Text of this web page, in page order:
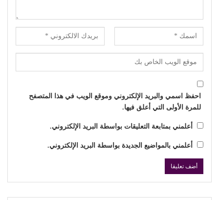
احفظ اسمي والبريد الإلكتروني وموقع الويب في هذا المتصفح
للمرة الأولى التي أعلق فيها.
أعلمني بمتابعة التعليقات بواسطة البريد الإلكتروني.
أعلمني بالمواضيع الجديدة بواسطة البريد الإلكتروني.